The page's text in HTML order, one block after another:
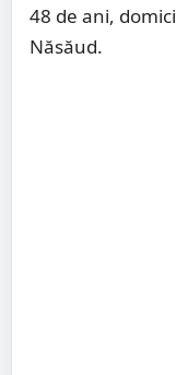
48 de ani,
Năsăud.